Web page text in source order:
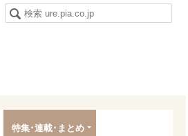
特集･連載･まとめ